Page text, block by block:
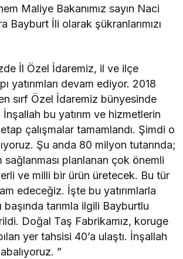
Maliye Bakanımız sayın Naci
Bayburt İli olarak şükranlarımızı
İl Özel İdaremiz, il ve ilçe
yatırımları devam ediyor. 2018
sırf Özel İdaremiz bünyesinde
bu yatırım ve hizmetlerin
çalışmalar tamamlandı. Şimdi o
Şu anda 80 milyon tutarında;
planlanan çok önemli
ve milli bir ürün üretecek. Bu tür
edeceğiz. İşte bu yatırımlarla
tarımla ilgili Bayburtlu
Doğal Taş Fabrikamız, koruge
yer tahsisi 40’a ulaştı. İnşallah
”